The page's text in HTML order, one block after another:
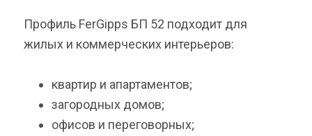
Профиль FerGipps БП 52 подходит для
жилых и коммерческих интерьеров:
квартир и апартаментов;
загородных домов;
офисов и переговорных;